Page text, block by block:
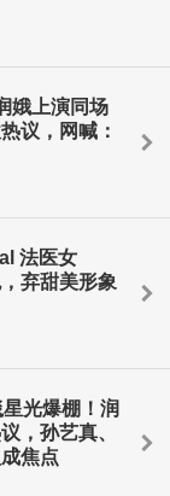
娥上演同场
议，网喊：
法医女
弃甜美形象
光爆棚！润
，孙艺真、
焦点